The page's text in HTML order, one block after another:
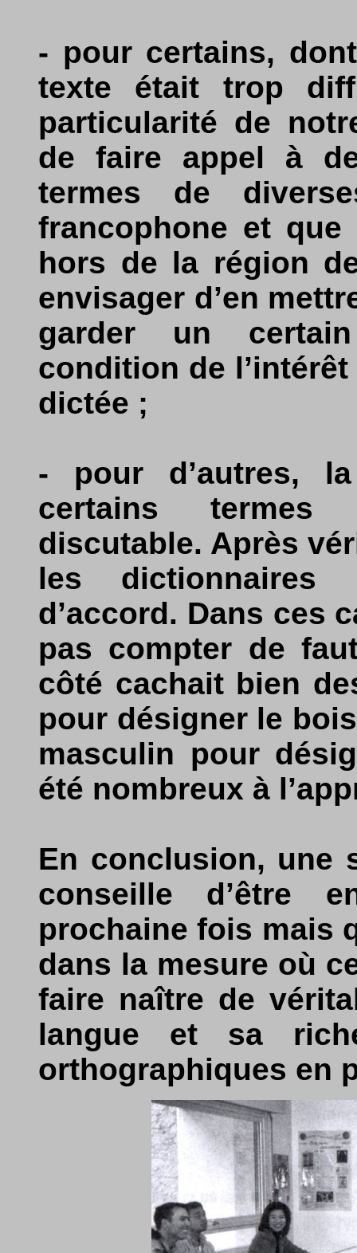
- pour certains,
texte était trop
particularité de
de faire appel à
termes de
francophone et
hors de la région
envisager d’en
garder un
condition de
dictée ;
- pour d’autres,
certains
discutable. Après
les dictionnaires
d’accord. Dans ces
pas compter de
côté cachait bien
pour désigner le
masculin pour
été nombreux à
En conclusion, une
conseille d’être
prochaine fois mais
dans la mesure où
faire naître de
langue et sa
orthographiques en